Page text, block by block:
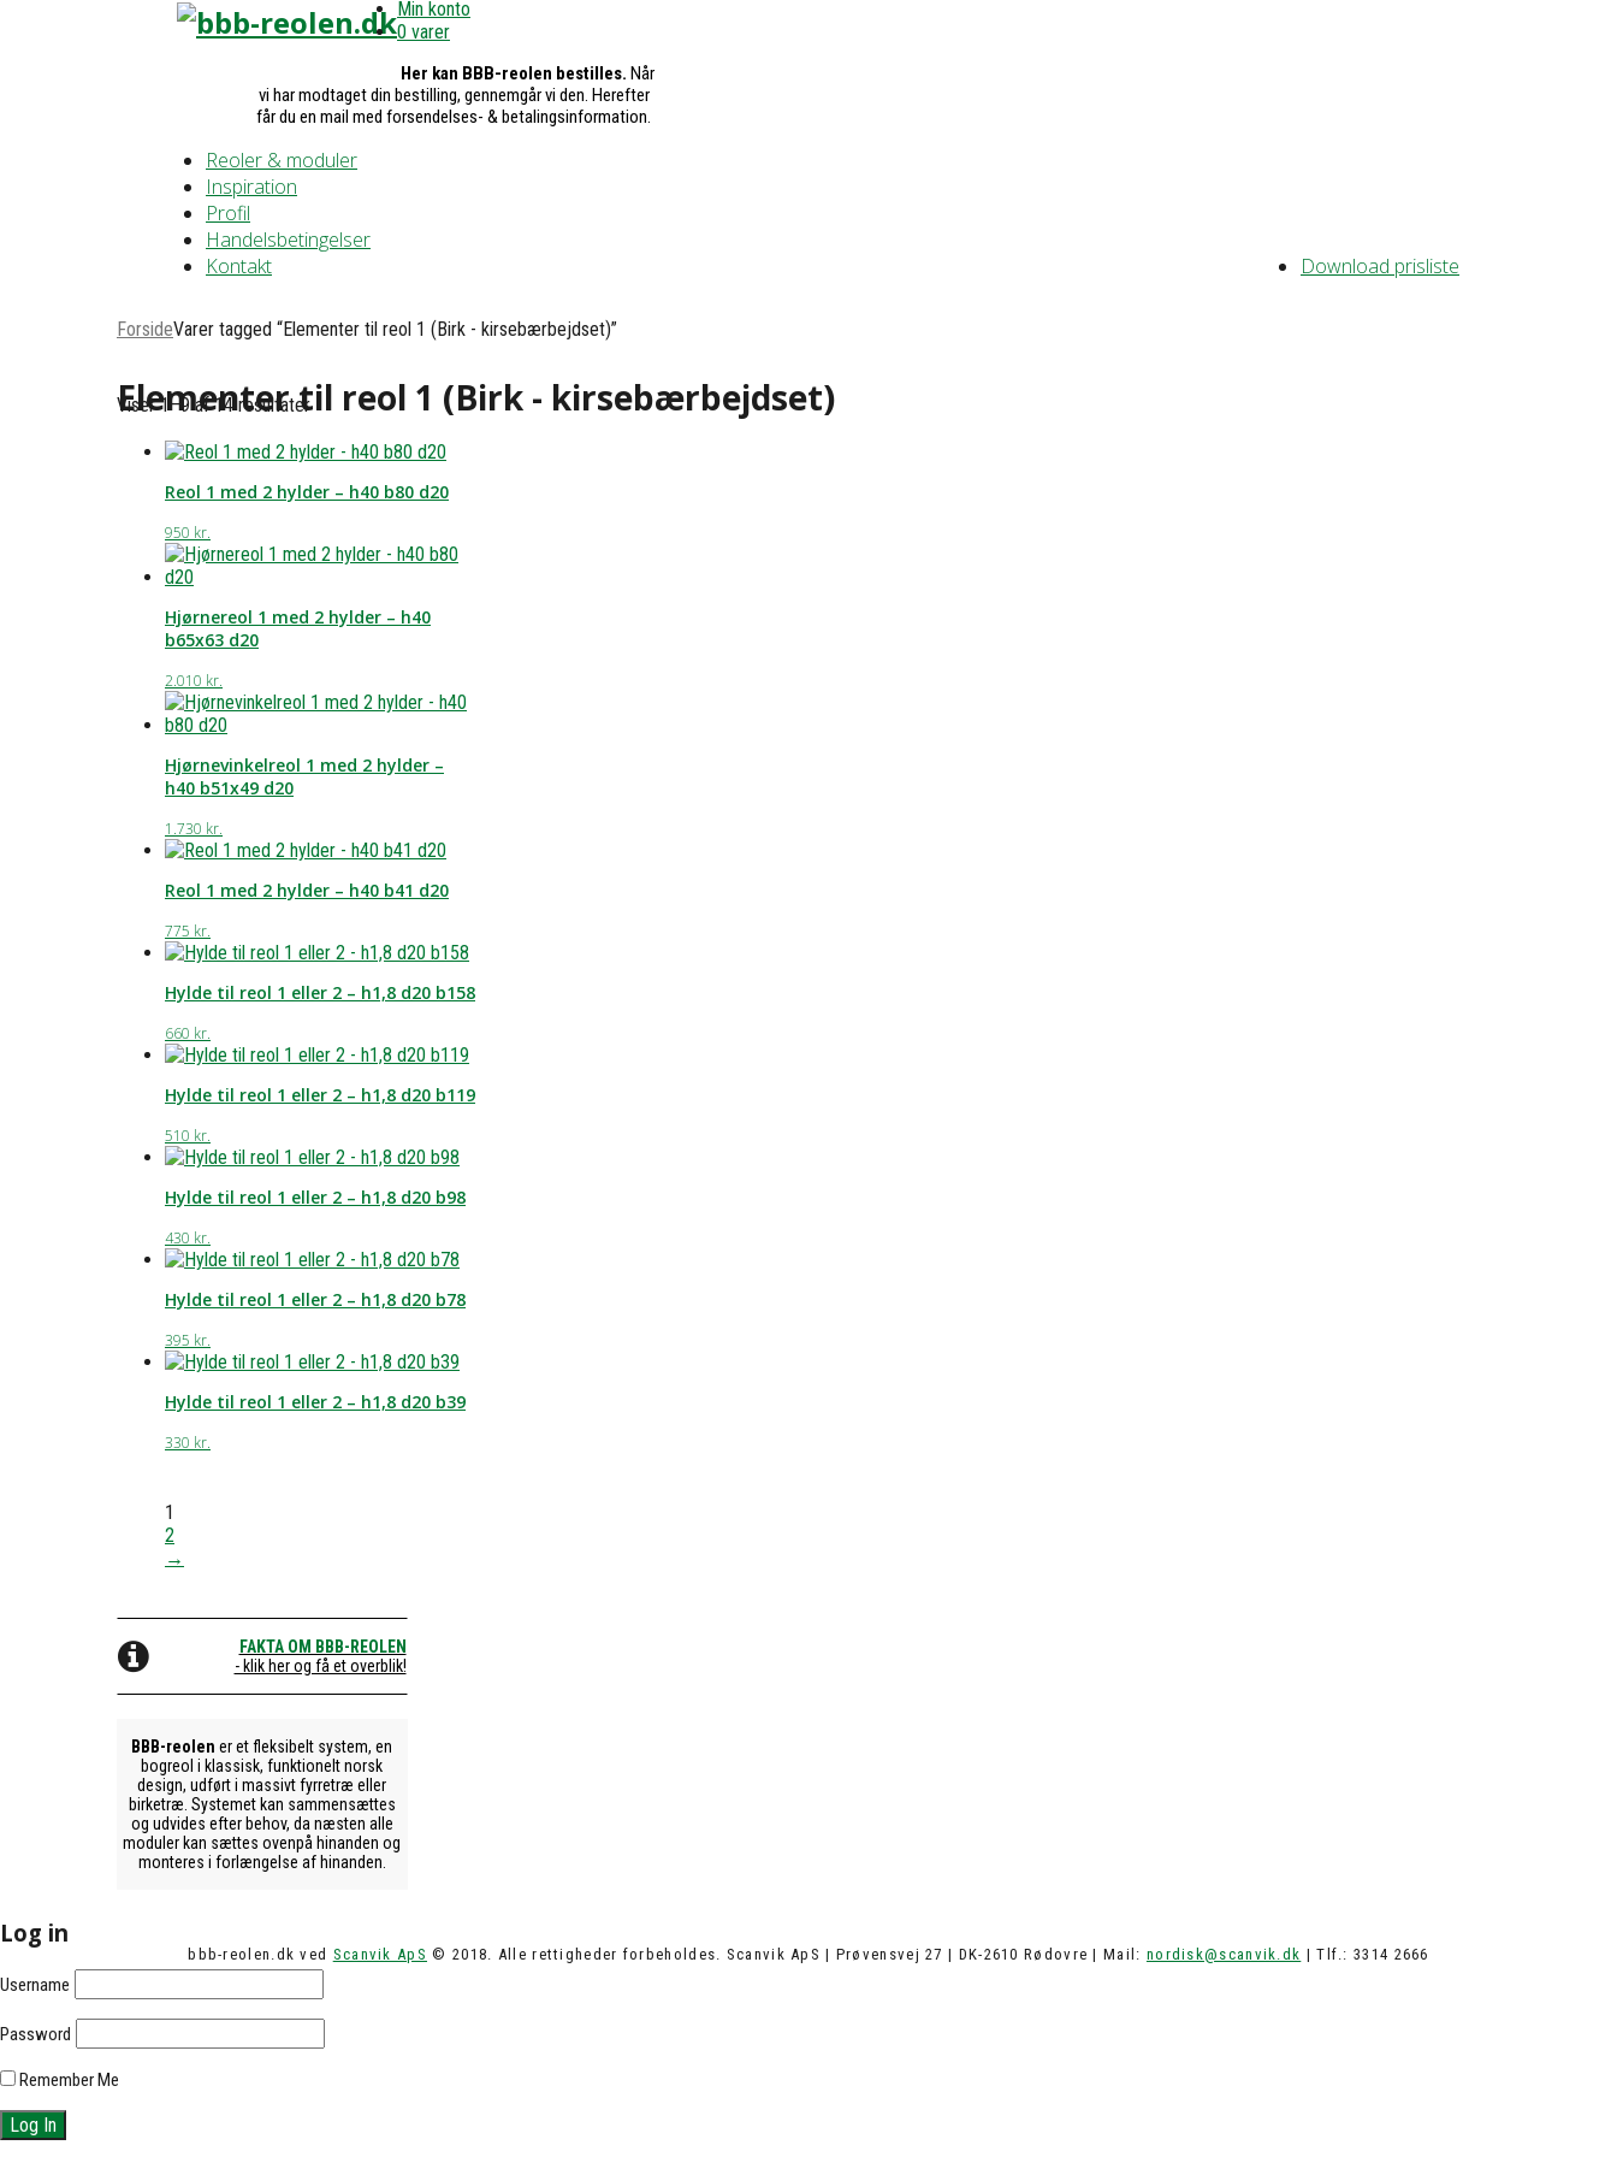
Min konto
0 varer
Her kan BBB-reolen bestilles. Når
vi har modtaget din bestilling, gennemgår vi den. Herefter
får du en mail med forsendelses- & betalingsinformation.
Reoler & moduler
Inspiration
Profil
Handelsbetingelser
Download prisliste
Kontakt
ForsideVarer tagged “Elementer til reol 1 (Birk - kirsebærbejdset)”
Elementer til reol 1 (Birk - kirsebærbejdset)
Viser 1–9 af 14 resultater
Reol 1 med 2 hylder – h40 b80 d20
950 kr.
Hjørnereol 1 med 2 hylder – h40
b65x63 d20
2.010 kr.
Hjørnevinkelreol 1 med 2 hylder –
h40 b51x49 d20
1.730 kr.
Reol 1 med 2 hylder – h40 b41 d20
775 kr.
Hylde til reol 1 eller 2 – h1,8 d20 b158
660 kr.
Hylde til reol 1 eller 2 – h1,8 d20 b119
510 kr.
Hylde til reol 1 eller 2 – h1,8 d20 b98
430 kr.
Hylde til reol 1 eller 2 – h1,8 d20 b78
395 kr.
Hylde til reol 1 eller 2 – h1,8 d20 b39
330 kr.
1
2
→
FAKTA OM BBB-REOLEN
- klik her og få et overblik!
BBB-reolen er et fleksibelt system, en
bogreol i klassisk, funktionelt norsk
design, udført i massivt fyrretræ eller
birketræ. Systemet kan sammensættes
og udvides efter behov, da næsten alle
moduler kan sættes ovenpå hinanden og
monteres i forlængelse af hinanden.
bbb-reolen.dk ved Scanvik ApS © 2018. Alle rettigheder forbeholdes. Scanvik ApS | Prøvensvej 27 | DK-2610 Rødovre | Mail: nordisk@scanvik.dk | Tlf.: 3314 2666
Log in
Username
Password
Remember Me